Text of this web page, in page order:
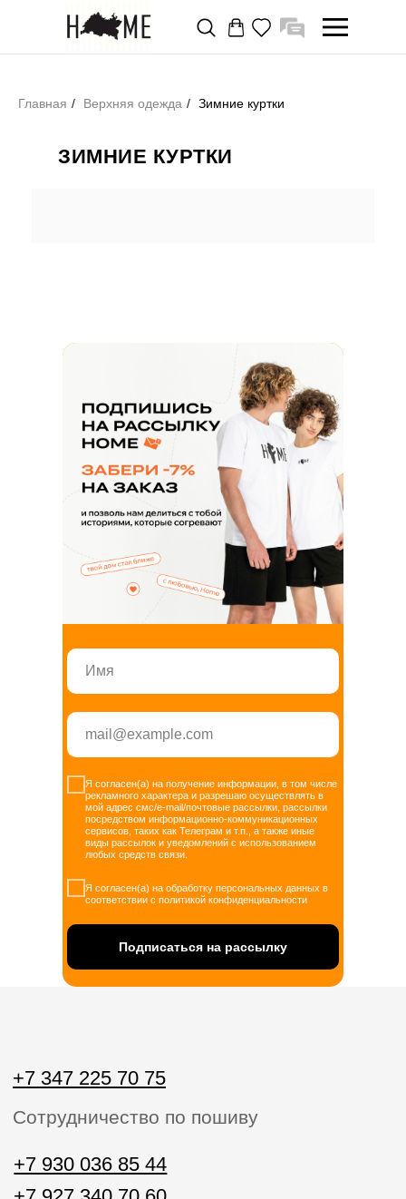
Главная / Верхняя одежда / Зимние куртки
ЗИМНИЕ КУРТКИ
Я согласен(а) на получение информации, в том числе
рекламного характера и разрешаю осуществлять в
мой адрес смс/e-mail/почтовые рассылки, рассылки
посредством информационно-коммуникационных
сервисов, таких как Телеграм и т.п., а также иные
виды рассылок и уведомлений с использованием
любых средств связи.
Я согласен(а) на обработку персональных данных в
соответствии с политикой конфиденциальности
Подписаться на рассылку
Сотрудничество по пошиву
ЗАКАЗАТЬ ЗВОНОК
+7 930 036 85 44
+7 927 340 70 60
Звонки пн-вс с 10:00 до 20:00